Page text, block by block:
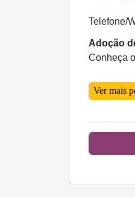
Telefone/
Adoção
Conheça
Ver mais